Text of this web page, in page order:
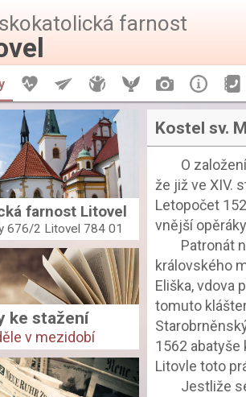
farnost
Život farnosti
Aktivity Mládež Orel Fotogalerie
farnost Litovel
676/2 Litovel 784 01
ke stažení
v mezidobí
Kostel sv.
že již ve XIV.
Letopočet
vnější
královského
Eliška, vdova
tomuto
1562 abatyše
Litovle toto